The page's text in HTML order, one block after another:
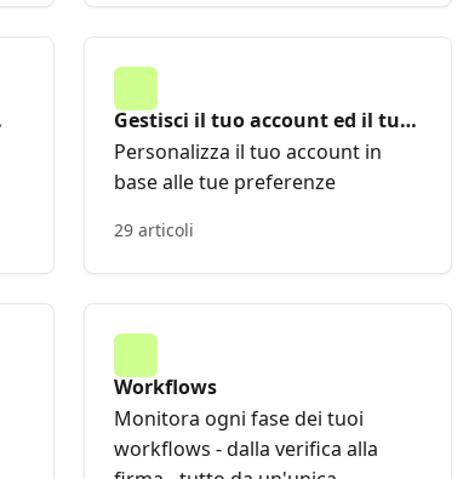
Gestisci il tuo account ed il tuo
team
Personalizza il tuo account in
base alle tue preferenze
29 articoli
Workflows
Monitora ogni fase dei tuoi
workflows - dalla verifica alla